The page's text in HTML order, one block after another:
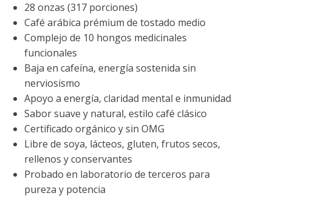
28 onzas (317 porciones)
Café arábica prémium de tostado medio
Complejo de 10 hongos medicinales
funcionales
Baja en cafeína, energía sostenida sin
nerviosismo
Apoyo a energía, claridad mental e inmunidad
Sabor suave y natural, estilo café clásico
Certificado orgánico y sin OMG
Libre de soya, lácteos, gluten, frutos secos,
rellenos y conservantes
Probado en laboratorio de terceros para
pureza y potencia